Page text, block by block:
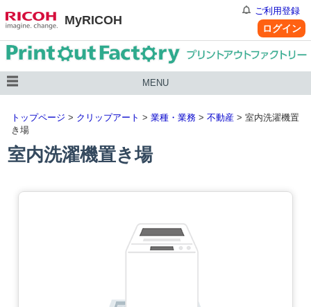
MyRICOH
ご利用登録
ログイン
MENU
トップページ > クリップアート > 業種・業務 > 不動産 > 室内洗濯機置
き場
室内洗濯機置き場